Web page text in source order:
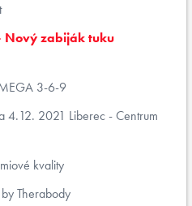
Nový zabiják tuku
3-6-9
4.12. 2021 Liberec - Centrum
kvality
Therabody